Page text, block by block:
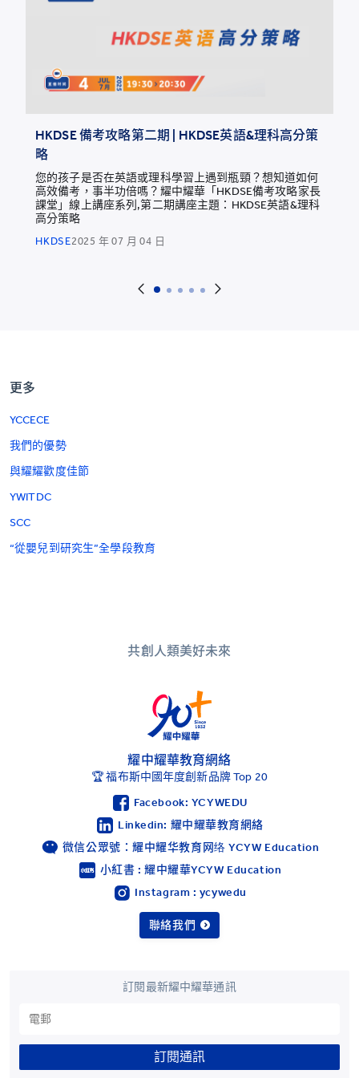
HKDSE 備考攻略第二期 | HKDSE英語&理科高分策
略
您的孩子是否在英語或理科學習上遇到瓶頸？想知道如何
高效備考，事半功倍嗎？耀中耀華「HKDSE備考攻略家長
課堂」線上講座系列,第二期講座主題：HKDSE英語&理科
高分策略
HKDSE2025 年 07 月 04 日
更多
YCCECE
我們的優勢
與耀耀歡度佳節
YWITDC
SCC
“從嬰兒到研究生”全學段教育
共創人類美好未來
耀中耀華教育網絡
🏆 福布斯中國年度創新品牌 Top 20
Facebook: YCYWEDU
Linkedin: 耀中耀華教育網絡
微信公眾號：耀中耀华教育网络 YCYW Education
小紅書 : 耀中耀華YCYW Education
Instagram : ycywedu
聯絡我們
訂閱最新耀中耀華通訊
訂閱通訊